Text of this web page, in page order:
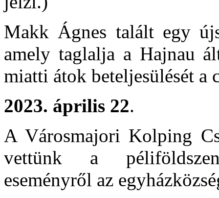
Makk Ágnes talált egy
amely taglalja a Hajnau
miatti átok beteljesülését a
2023. április 22.
A Városmajori Kolping
vettünk a
eseményről az